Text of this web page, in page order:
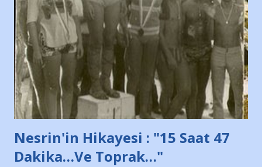
adına açıklama yapan şahsı muhterem(!) ''Açık ve net olarak
söylüyoruz. Bu son uyarımızdır. Bunun yanısıra, bu takımlara
ait tanıtıcı ilanların asılmasına izin veren Bursa Büyükşehir
Belediyesi ile mağazaların bulunduğu alışveriş merkezlerini
de kınıyoruz'' diye de eklemiş .. Blogumuzda okuduğum bu
yazının hemen ardından bu habe...
Nesrin'in Hikayesi : "15 Saat 47
Dakika…Ve Toprak…"